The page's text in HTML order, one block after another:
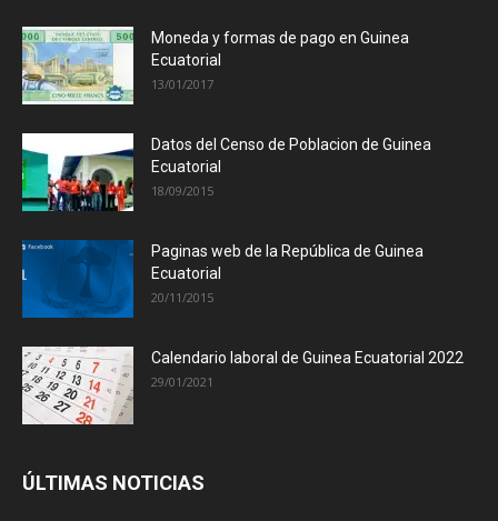
Moneda y formas de pago en Guinea
Ecuatorial
13/01/2017
Datos del Censo de Poblacion de Guinea
Ecuatorial
18/09/2015
Paginas web de la República de Guinea
Ecuatorial
20/11/2015
Calendario laboral de Guinea Ecuatorial 2022
29/01/2021
ÚLTIMAS NOTICIAS